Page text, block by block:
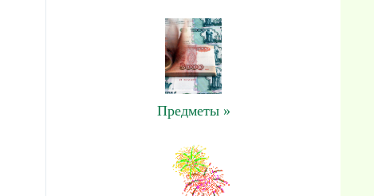
Предметы »